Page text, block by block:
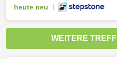
heute neu
WEITERE